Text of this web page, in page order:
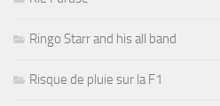
Ringo Starr and his all band
Risque de pluie sur la F1